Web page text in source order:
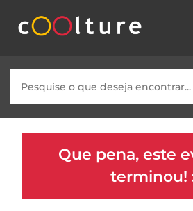
Que pena, este
terminou!